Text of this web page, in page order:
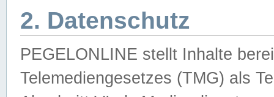
2. Datenschutz
PEGELONLINE stellt Inhalte
Telemediengesetzes (TMG) als